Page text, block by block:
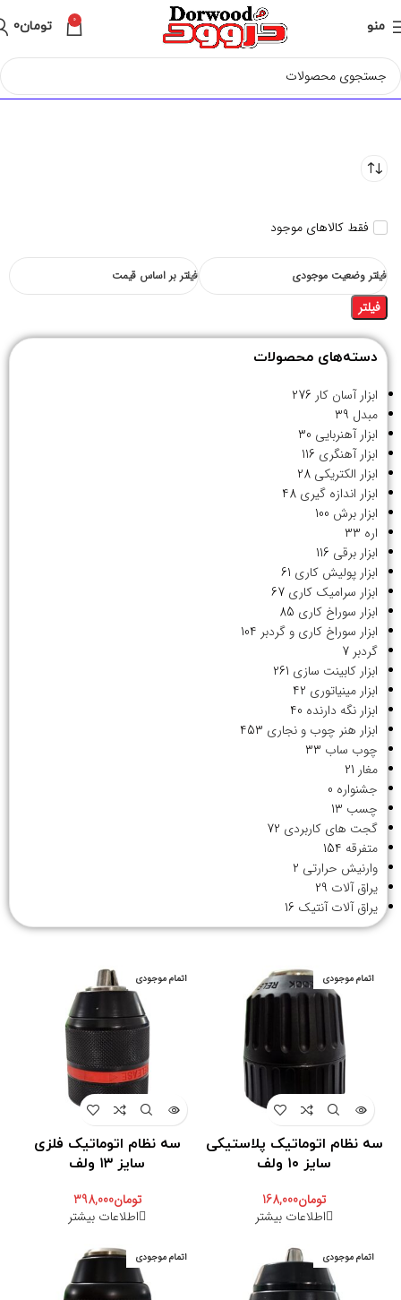
منو 0 تومان0
فقط کالاهای موجود
فیلتر وضعیت موجودی فیلتر بر اساس قیمت
فیلتر
دسته‌های محصولات
ابزار آسان کار 276
مبدل 39
ابزار آهنربایی 30
ابزار آهنگری 116
ابزار الکتریکی 28
ابزار اندازه گیری 48
ابزار برش 100
اره 33
ابزار برقی 116
ابزار پولیش کاری 61
ابزار سرامیک کاری 67
ابزار سوراخ کاری 85
ابزار سوراخ کاری و گردبر 104
گردبر 7
ابزار کابینت سازی 261
ابزار مینیاتوری 42
ابزار نگه دارنده 40
ابزار هنر چوب و نجاری 453
چوب ساب 33
مغار 21
جشنواره 0
چسب 13
گجت های کاربردی 72
متفرقه 154
وارنیش حرارتی 2
یراق آلات 29
یراق آلات آنتیک 16
اتمام موجودی
سه نظام اتوماتیک پلاستیکی
سایز ۱۰ ولف
تومان168,000
اطلاعات بیشتر
اتمام موجودی
سه نظام اتوماتیک فلزی
سایز ۱۳ ولف
تومان398,000
اطلاعات بیشتر
اتمام موجودی اتمام موجودی